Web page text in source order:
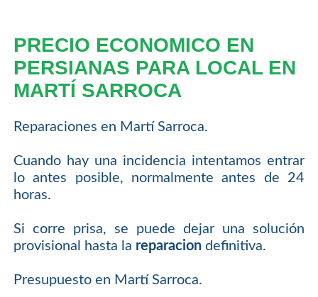
PRECIO ECONOMICO EN
PERSIANAS PARA LOCAL EN
MARTÍ SARROCA
Reparaciones en Martí Sarroca.
Cuando hay una incidencia intentamos entrar
lo antes posible, normalmente antes de 24
horas.
Si corre prisa, se puede dejar una solución
provisional hasta la reparaciondefinitiva.
Presupuesto en Martí Sarroca.